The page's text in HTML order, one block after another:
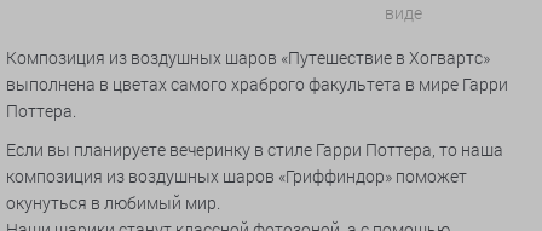
виде
Композиция из воздушных шаров «Путешествие в Хогвартс»
выполнена в цветах самого храброго факультета в мире Гарри
Поттера.
Если вы планируете вечеринку в стиле Гарри Поттера, то наша
композиция из воздушных шаров «Гриффиндор» поможет
окунуться в любимый мир.